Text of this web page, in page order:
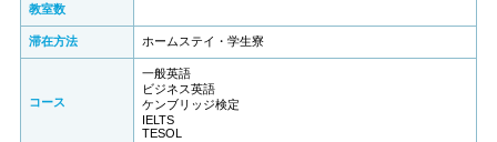
教室数
滞在方法 ホームステイ・学生寮
コース
一般英語
ビジネス英語
ケンブリッジ検定
IELTS
TESOL